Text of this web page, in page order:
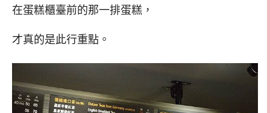
在蛋糕櫃臺前的那一排蛋糕，
才真的是此行重點。